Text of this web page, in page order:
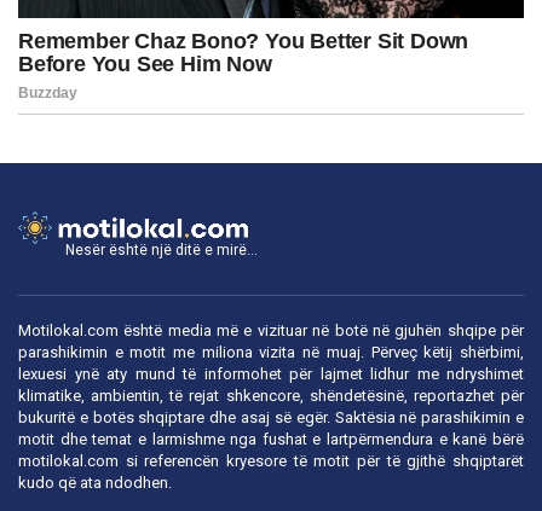
Nesër është një ditë e mirë...
Motilokal.com është media më e vizituar në botë në gjuhën shqipe për
parashikimin e motit me miliona vizita në muaj. Përveç këtij shërbimi,
lexuesi ynë aty mund të informohet për lajmet lidhur me ndryshimet
klimatike, ambientin, të rejat shkencore, shëndetësinë, reportazhet për
bukuritë e botës shqiptare dhe asaj së egër. Saktësia në parashikimin e
motit dhe temat e larmishme nga fushat e lartpërmendura e kanë bërë
motilokal.com si referencën kryesore të motit për të gjithë shqiptarët
kudo që ata ndodhen.